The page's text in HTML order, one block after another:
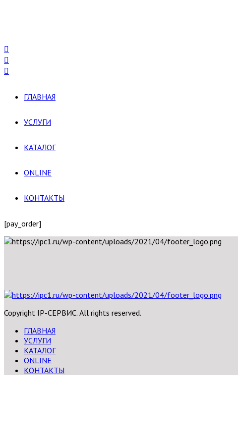
ГЛАВНАЯ
УСЛУГИ
КАТАЛОГ
ONLINE
КОНТАКТЫ
[pay_order]
Copyright IP-СЕРВИС. All rights reserved.
ГЛАВНАЯ
УСЛУГИ
КАТАЛОГ
ONLINE
КОНТАКТЫ